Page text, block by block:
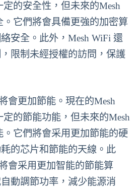
的安全性，但未來的Mesh
。它們將會具備更強的加密算
安全。此外，Mesh WiFi 還
限制未經授權的訪問，保護
會更加節能。現在的Mesh
的節能功能，但未來的Mesh
它們將會采用更加節能的硬
的芯片和節能的天線。此
會采用更加智能的節能算
動調節功率，減少能源消